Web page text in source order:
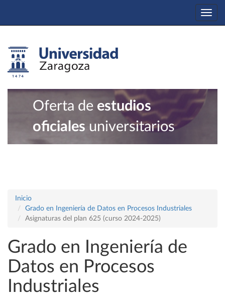
Oferta de estudios
oficiales universitarios
Inicio
Grado en Ingeniería de Datos en Procesos Industriales
Asignaturas del plan 625 (curso 2024-2025)
Grado en Ingeniería de
Datos en Procesos
Industriales